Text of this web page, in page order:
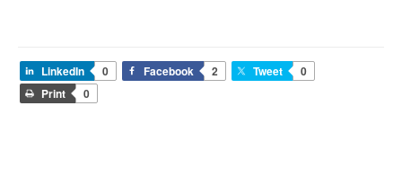
LinkedIn 0 Facebook 2 Tweet
0
Print
0